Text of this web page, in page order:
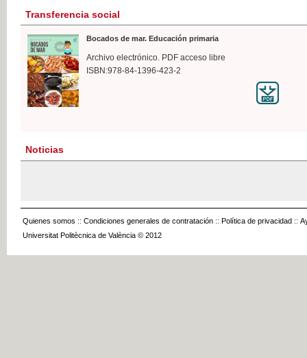
Transferencia social
Bocados de mar. Educación primaria
Archivo electrónico. PDF acceso libre
ISBN:978-84-1396-423-2
Noticias
Quienes somos :: Condiciones generales de contratación :: Política de privacidad ::
Universitat Politècnica de València © 2012